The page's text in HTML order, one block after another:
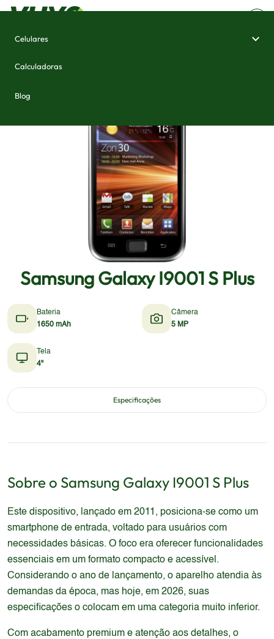
Celulares
Calculadoras
Blog
Samsung Galaxy I9001 S Plus
Bateria
1650 mAh
Câmera
5 MP
Tela
4"
Especificações
Sobre o Samsung Galaxy I9001 S Plus
Este dispositivo, lançado em 2011, posiciona-se como um
smartphone de entrada, voltado para usuários com
necessidades básicas. O foco era oferecer funcionalidades
essenciais em um formato compacto e acessível.
Considerando o ano de lançamento, o aparelho atendia às
demandas da época, mas hoje, em 2026, suas
especificações o colocam em uma categoria muito inferior.
Com acabamento premium e atenção aos detalhes, o